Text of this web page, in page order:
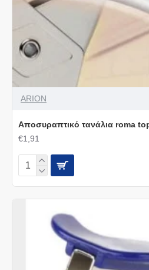
ARION
Αποσυραπτικό τανάλια roma
€1,91